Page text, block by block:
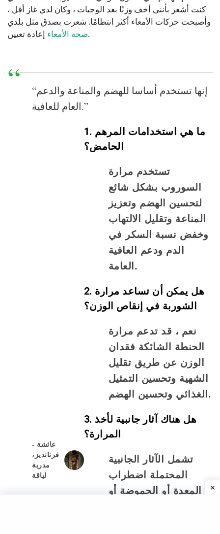
كنت أشعر بأنني أخف وزنًا بعد الوجبات ، وكان لدي غاز أقل ،
وأصبحت حركات الأمعاء أكثر انتظامًا. شعرت بصدق مثل بلدي
صحة الأمعاءإعادة تعيين.
“إنها تستخدم أساسا للهضم والمناعة والدعم
العام للعافية.”
- عائشة
فرنانديز،
مدربة
لياقة
1. ما هي استخدامات المرهم
الحامض؟
تستخدم مرارة
السوروب بشكل شائع
لتحسين الهضم وتعزيز
المناعة وتقليل الالتهاب
وخفض نسبة السكر في
الدم ودعم العافية
العامة.
2. هل يمكن أن تساعد مرارة
الشوربة في إنقاص الوزن؟
نعم ، قد تدعم مرارة
الحنطة الشائكة فقدان
الوزن عن طريق تقليل
الشهية وتحسين التمثيل
الغذائي وتحسين الهضم.
3. هل هناك آثار جانبية لأخذ
المرارة؟
تشمل الآثار الجانبية
المحتملة اضطراب
المعدة أو الحموضة أو